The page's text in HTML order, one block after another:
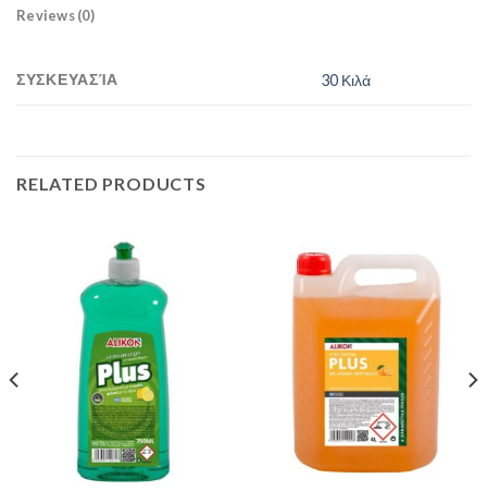
Reviews (0)
ΣΥΣΚΕΥΑΣΊΑ 30 Κιλά
RELATED PRODUCTS